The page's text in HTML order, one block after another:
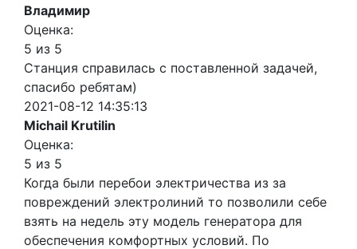
Владимир
Оценка:
5 из 5
Станция справилась с поставленной задачей,
спасибо ребятам)
2021-08-12 14:35:13
Michail Krutilin
Оценка:
5 из 5
Когда были перебои электричества из за
повреждений электролиний то позволили себе
взять на недель эту модель генератора для
обеспечения комфортных условий. По